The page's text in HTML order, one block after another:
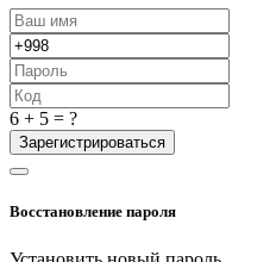
6 + 5 = ?
Зарегистрироваться
Восстановление пароля